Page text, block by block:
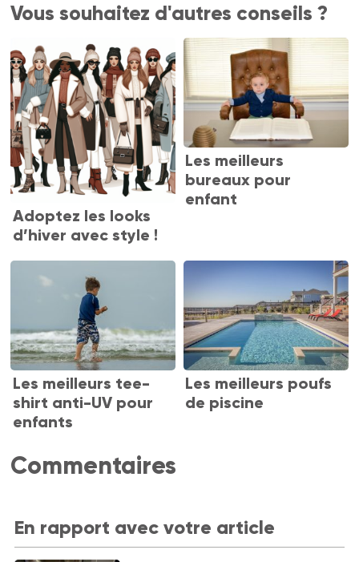
Vous souhaitez d'autres conseils ?
Adoptez les looks
d’hiver avec style !
Les meilleurs
bureaux pour
enfant
Les meilleurs tee-
shirt anti-UV pour
enfants
Les meilleurs poufs
de piscine
Commentaires
En rapport avec votre article